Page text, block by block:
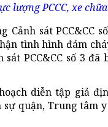
lượng PCCC, xe
Cảnh sát PCC&CC
tình hình đám
sát PCC&CC số 3
diễn tập giả
sự quận, Trung tâm